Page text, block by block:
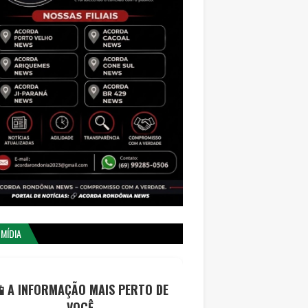
A INFORMAÇÃO MAIS PERTO DE